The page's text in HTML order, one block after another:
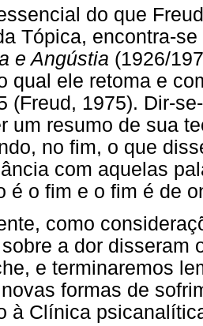
do que
Tópica, encontra-
e Angústia (1926/
qual ele retoma e
(Freud, 1975). Dir-
um resumo de sua
no fim, o que
com aquelas
é o fim e o fim é de
como
a dor disseram
e terminaremos
formas de
à Clínica